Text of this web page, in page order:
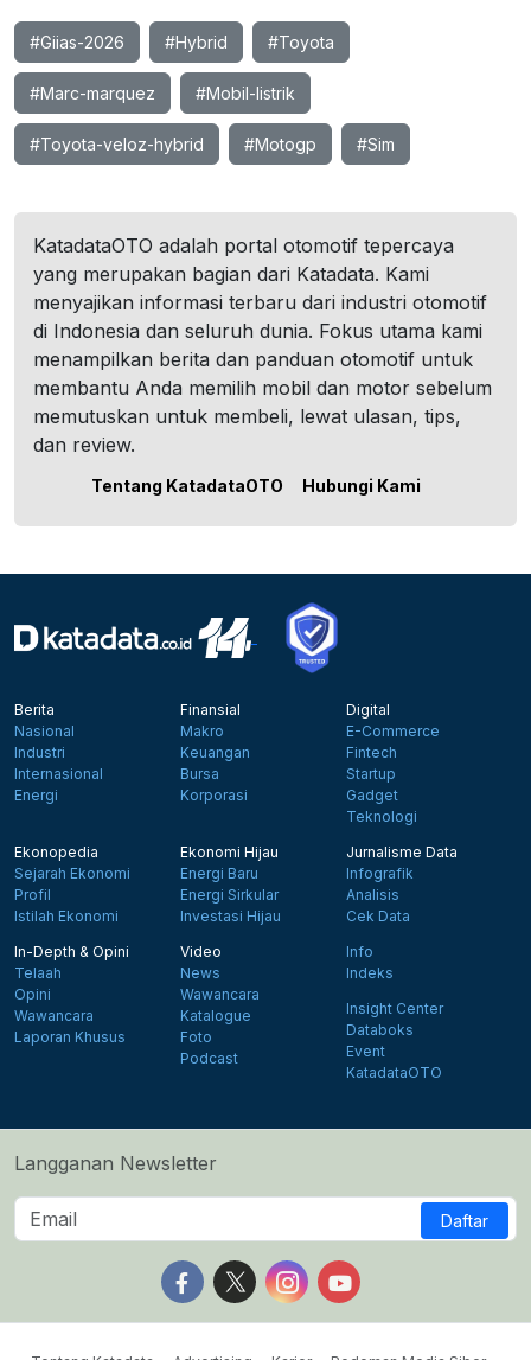
#Giias-2026 #Hybrid #Toyota
#Marc-marquez #Mobil-listrik
#Toyota-veloz-hybrid #Motogp #Sim
KatadataOTO adalah portal otomotif tepercaya
yang merupakan bagian dari Katadata. Kami
menyajikan informasi terbaru dari industri otomotif
di Indonesia dan seluruh dunia. Fokus utama kami
menampilkan berita dan panduan otomotif untuk
membantu Anda memilih mobil dan motor sebelum
memutuskan untuk membeli, lewat ulasan, tips,
dan review.
Tentang KatadataOTO Hubungi Kami
Berita
Nasional
Industri
Internasional
Energi
Finansial
Makro
Keuangan
Bursa
Korporasi
Digital
E-Commerce
Fintech
Startup
Gadget
Teknologi
Ekonopedia
Sejarah Ekonomi
Profil
Istilah Ekonomi
Ekonomi Hijau
Energi Baru
Energi Sirkular
Investasi Hijau
Jurnalisme Data
Infografik
Analisis
Cek Data
In-Depth & Opini
Telaah
Opini
Wawancara
Laporan Khusus
Video
News
Wawancara
Katalogue
Foto
Podcast
Info
Indeks
Insight Center
Databoks
Event
KatadataOTO
Langganan Newsletter
Daftar
Follow us on Facebook
Follow us on X
Follow us on Instagram
Follow us on